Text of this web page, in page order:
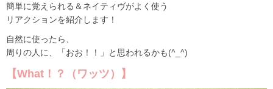
簡単に覚えられる＆ネイティヴがよく使う
リアクションを紹介します！
自然に使ったら、
周りの人に、「おお！！」と思われるかも(^_^)
【What！？（ワッツ）】